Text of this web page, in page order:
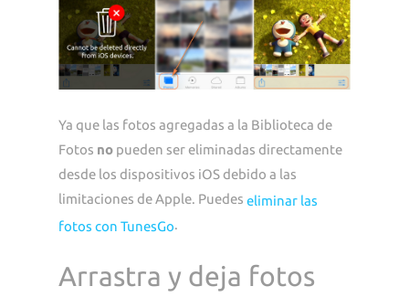
Ya que las fotos agregadas a la Biblioteca de
Fotos no pueden ser eliminadas directamente
desde los dispositivos iOS debido a las
limitaciones de Apple. Puedes eliminar las
fotos con TunesGo.
Arrastra y deja fotos